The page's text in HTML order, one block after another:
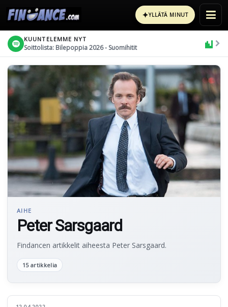
✦YLLÄTÄ MINUT
KUUNTELEMME NYT
Soittolista: Bilepoppia 2026 - Suomihitit
AIHE
Peter Sarsgaard
Findancen artikkelit aiheesta Peter Sarsgaard.
15 artikkelia